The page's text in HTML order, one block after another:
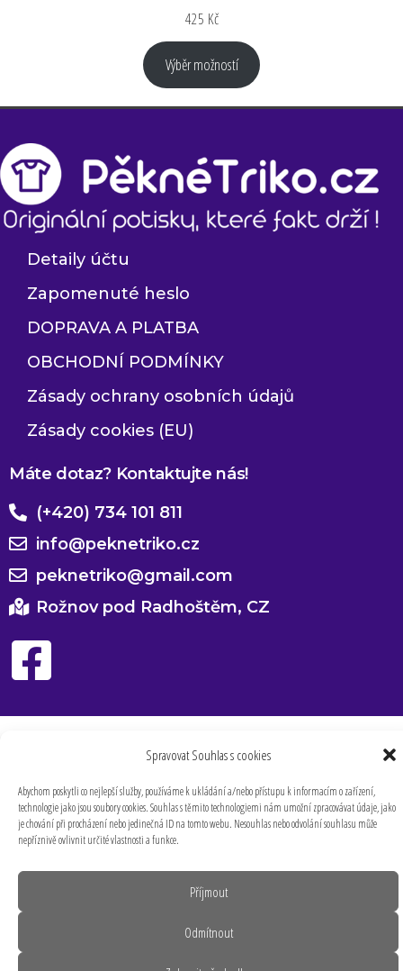
Spravovat Souhlas s cookies
Abychom poskytli co nejlepší služby, používáme k ukládání a/nebo přístupu k informacím o zařízení,
technologie jako jsou soubory cookies. Souhlas s těmito technologiemi nám umožní zpracovávat údaje, jako
je chování při procházení nebo jedinečná ID na tomto webu. Nesouhlas nebo odvolání souhlasu může
nepříznivě ovlivnit určité vlastnosti a funkce.
Příjmout
Odmítnout
425 Kč
Výběr možností
Detaily účtu
Zapomenuté heslo
DOPRAVA A PLATBA
OBCHODNÍ PODMÍNKY
Zásady ochrany osobních údajů
Zásady cookies (EU)
Máte dotaz? Kontaktujte nás!
(+420) 734 101 811
info@peknetriko.cz
peknetriko@gmail.com
Rožnov pod Radhoštěm, CZ